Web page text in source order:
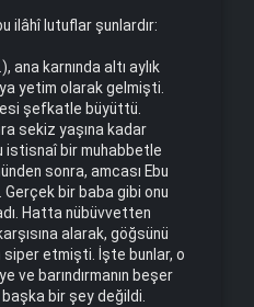
ilâhî lutuflar şunlardır:
ana karnında altı aylık
yetim olarak gelmişti.
şefkatle büyüttü.
sekiz yaşına kadar
istisnaî bir muhabbetle
sonra, amcası Ebu
Gerçek bir baba gibi onu
Hatta nübüvvetten
alarak, göğsünü
etmişti. İşte bunlar, o
ve barındırmanın beşer
bir şey değildi.